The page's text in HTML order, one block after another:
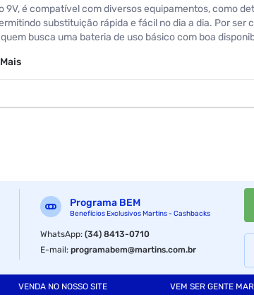
é compatível com diversos equipamentos, como
substituição rápida e fácil no dia a dia. Por ser
busca uma bateria de uso básico com boa
Mais
Programa BEM
Benefícios Exclusivos Martins - Cashbacks
WhatsApp:(34) 8413-0710
E-mail:programabem@martins.com.br
VENDA NO NOSSO SITE VEM SER GENTE